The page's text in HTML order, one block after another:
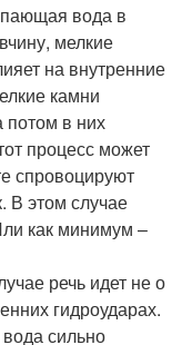
вода в
мелкие
на внутренние
камни
потом в них
процесс может
спровоцируют
В этом случае
как минимум –
речь идет не о
гидроударах.
сильно